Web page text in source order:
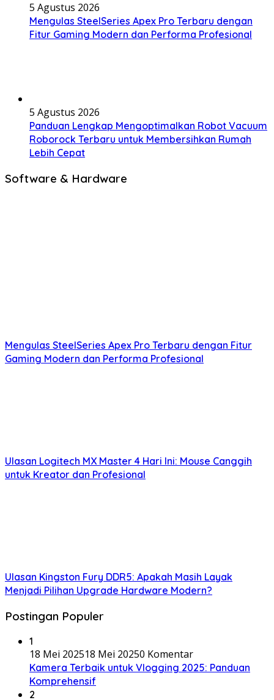
5 Agustus 2026
Mengulas SteelSeries Apex Pro Terbaru dengan
Fitur Gaming Modern dan Performa Profesional
5 Agustus 2026
Panduan Lengkap Mengoptimalkan Robot Vacuum
Roborock Terbaru untuk Membersihkan Rumah
Lebih Cepat
Software & Hardware
Mengulas SteelSeries Apex Pro Terbaru dengan Fitur
Gaming Modern dan Performa Profesional
Ulasan Logitech MX Master 4 Hari Ini: Mouse Canggih
untuk Kreator dan Profesional
Ulasan Kingston Fury DDR5: Apakah Masih Layak
Menjadi Pilihan Upgrade Hardware Modern?
Postingan Populer
1
18 Mei 202518 Mei 20250 Komentar
Kamera Terbaik untuk Vlogging 2025: Panduan
Komprehensif
2